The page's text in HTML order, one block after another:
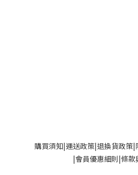
購買須知|運送政策|退換貨政策|
|會員優惠細則|條款